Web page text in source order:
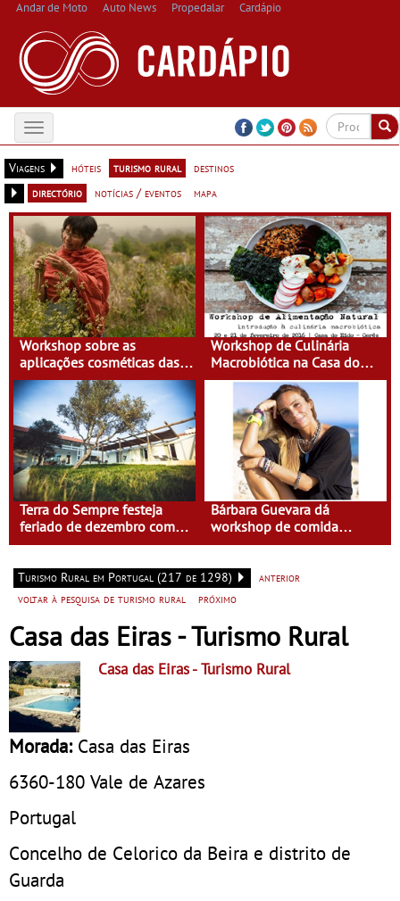
Andar de Moto Auto News Propedalar Cardápio
Toggle
navigation
Viagens
hóteis turismo rural
destinos
directório
notícias / eventos mapa
Workshop sobre as
aplicações cosméticas das
plantas na Casa do Eido –
Gerês
Workshop de Culinária
Macrobiótica na Casa do
Eido
Terra do Sempre festeja
feriado de dezembro com
Isabel Saldanha
Bárbara Guevara dá
workshop de comida
saudável na Terra do
Turismo Rural em Portugal (217 de 1298)
anterior
voltar à pesquisa de turismo rural
próximo
Casa das Eiras - Turismo Rural
Casa das Eiras- Turismo Rural
Morada: Casa das Eiras
6360-180 Vale de Azares
Portugal
Concelho de Celorico da Beira e distrito de
Guarda